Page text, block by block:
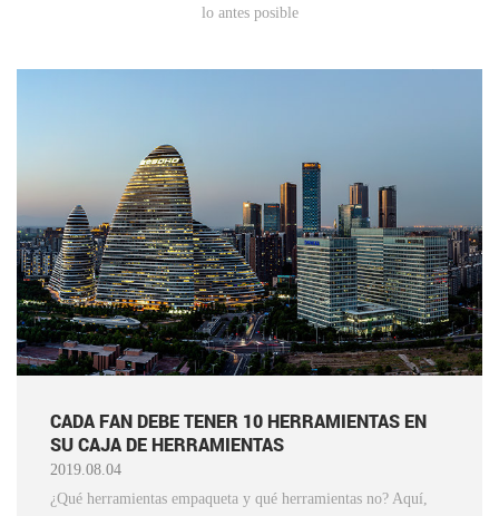
lo antes posible
CADA FAN DEBE TENER 10 HERRAMIENTAS EN
SU CAJA DE HERRAMIENTAS
2019.08.04
¿Qué herramientas empaqueta y qué herramientas no? Aquí,